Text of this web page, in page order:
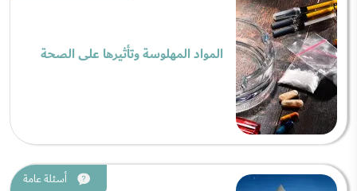
المواد المهلوسة وتأثيرها على الصحة
أسئلة عامة